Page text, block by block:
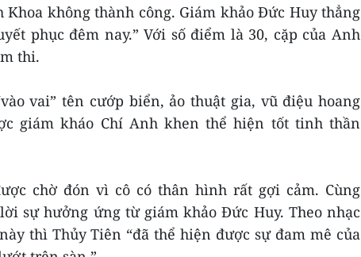
không thành công. Giám khảo Đức Huy thẳng
phục đêm nay.” Với số điểm là 30, cặp của Anh
thi.
vai” tên cướp biển, ảo thuật gia, vũ điệu hoang
giám kháo Chí Anh khen thể hiện tốt tinh thần
chờ đón vì cô có thân hình rất gợi cảm. Cùng
sự hưởng ứng từ giám khảo Đức Huy. Theo nhạc
thì Thủy Tiên “đã thể hiện được sự đam mê của